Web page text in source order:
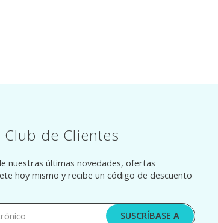
de Clientes
nuestras últimas novedades, ofertas
hoy mismo y recibe un código de descuento
SUSCRÍBASE A